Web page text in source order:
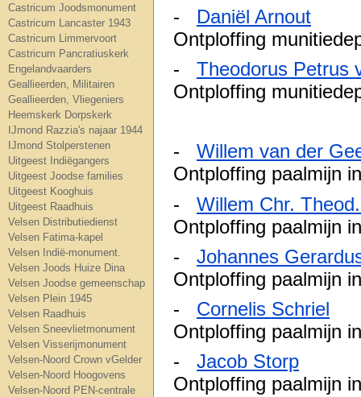
Castricum Joodsmonument
Castricum Lancaster 1943
Castricum Limmervoort
Castricum Pancratiuskerk
Engelandvaarders
Geallieerden, Militairen
Geallieerden, Vliegeniers
Heemskerk Dorpskerk
IJmond Razzia's najaar 1944
IJmond Stolperstenen
Uitgeest Indiëgangers
Uitgeest Joodse families
Uitgeest Kooghuis
Uitgeest Raadhuis
Velsen Distributiedienst
Velsen Fatima-kapel
Velsen Indië-monument.
Velsen Joods Huize Dina
Velsen Joodse gemeenschap
Velsen Plein 1945
Velsen Raadhuis
Velsen Sneevlietmonument
Velsen Visserijmonument
Velsen-Noord Crown vGelder
Velsen-Noord Hoogovens
Velsen-Noord PEN-centrale
- Daniël Arnout
Ontploffing
- Theodorus Petrus
Ontploffing
- Willem van der
Ontploffing paalmijn
- Willem Chr.
Ontploffing paalmijn
- Johannes
Ontploffing paalmijn
- Cornelis Schriel
Ontploffing paalmijn
- Jacob Storp
Ontploffing paalmijn